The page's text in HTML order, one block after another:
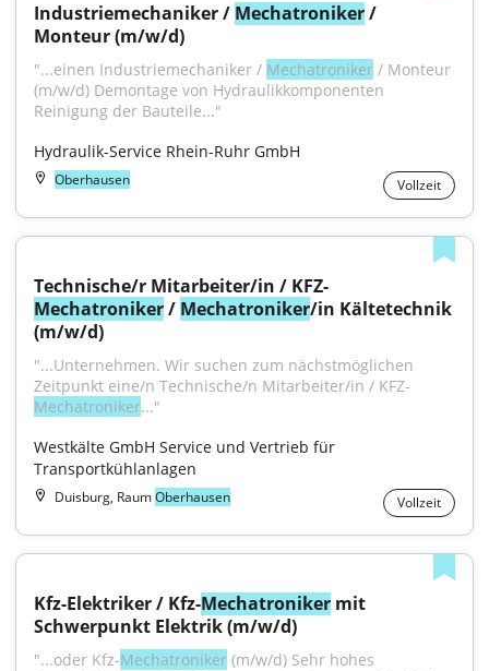
Industriemechaniker / Mechatroniker /
Monteur (m/w/d)
"...einen Industriemechaniker / Mechatroniker / Monteur
(m/w/d) Demontage von Hydraulikkomponenten
Reinigung der Bauteile..."
Hydraulik-Service Rhein-Ruhr GmbH
Oberhausen Vollzeit
Technische/r Mitarbeiter/in / KFZ-
Mechatroniker / Mechatroniker/in Kältetechnik
(m/w/d)
"...Unternehmen. Wir suchen zum nächstmöglichen
Zeitpunkt eine/n Technische/n Mitarbeiter/in / KFZ-
Mechatroniker..."
Westkälte GmbH Service und Vertrieb für
Transportkühlanlagen
Duisburg, RaumOberhausen Vollzeit
Kfz-Elektriker / Kfz-Mechatroniker mit
Schwerpunkt Elektrik (m/w/d)
"...oder Kfz-Mechatroniker (m/w/d) Sehr hohes